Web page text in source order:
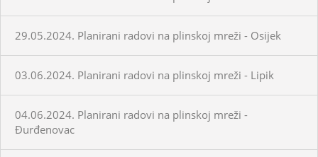
29.05.2024. Planirani radovi na plinskoj mreži - Osijek
03.06.2024. Planirani radovi na plinskoj mreži - Lipik
04.06.2024. Planirani radovi na plinskoj mreži -
Đurđenovac